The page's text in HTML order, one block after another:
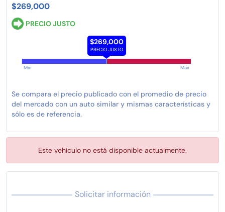
$269,000
PRECIO JUSTO
$269,000
PRECIO JUSTO
Min Max
Se compara el precio publicado con el promedio de precio
del mercado con un auto similar y mismas características y
sólo es de referencia.
Este vehículo no está disponible actualmente.
Solicitar información